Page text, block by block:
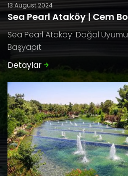
13 August 2024
Sea Pearl Ataköy | Cem
Sea Pearl Ataköy: Doğal Uyumu
Başyapıt
Detaylar